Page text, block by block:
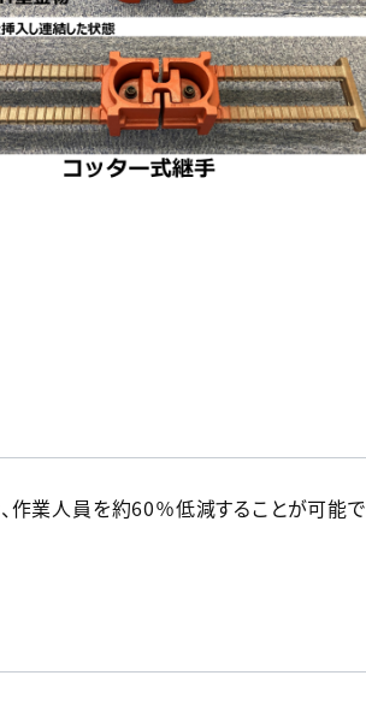
作業人員を約60％低減することが可能で